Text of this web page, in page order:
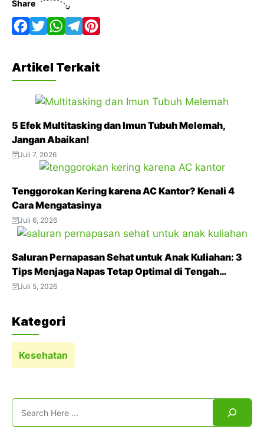
Share
a
c
o
o
w
i
e
r
h
a
t
A
p
p
e
r
m
t
r
s
Artikel Terkait
5 Efek Multitasking dan Imun Tubuh Melemah,
Jangan Abaikan!
Juli 7, 2026
Tenggorokan Kering karena AC Kantor? Kenali 4
Cara Mengatasinya
Juli 6, 2026
Saluran Pernapasan Sehat untuk Anak Kuliahan: 3
Tips Menjaga Napas Tetap Optimal di Tengah
Aktivitas Padat
Juli 5, 2026
Kategori
Kesehatan